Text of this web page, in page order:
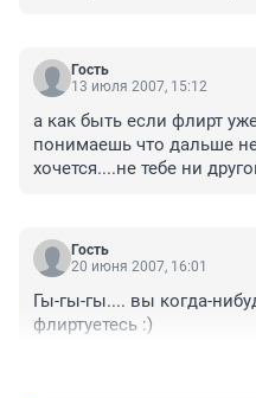
Если понимаешь, что на
хочется, надо
Гость
13 июля 2007, 15:12
а как быть если флирт
понимаешь что дальше
хочется....не тебе ни
Гость
20 июня 2007, 16:01
Гы-гы-гы.... вы когда-
флиртуетесь :)